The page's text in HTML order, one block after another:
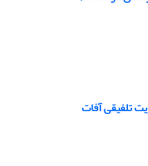
تلفیقی آفات